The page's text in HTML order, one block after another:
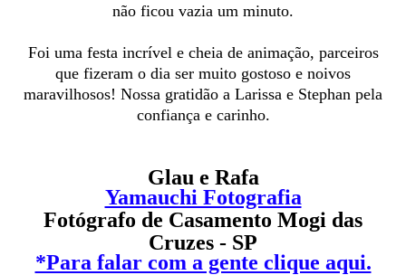
não ficou vazia um minuto.
Foi uma festa incrível e cheia de animação, parceiros
que fizeram o dia ser muito gostoso e noivos
maravilhosos! Nossa gratidão a Larissa e Stephan pela
confiança e carinho.
Glau e Rafa
Yamauchi Fotografia
Fotógrafo de Casamento Mogi das
Cruzes - SP
*Para falar com a gente clique aqui.